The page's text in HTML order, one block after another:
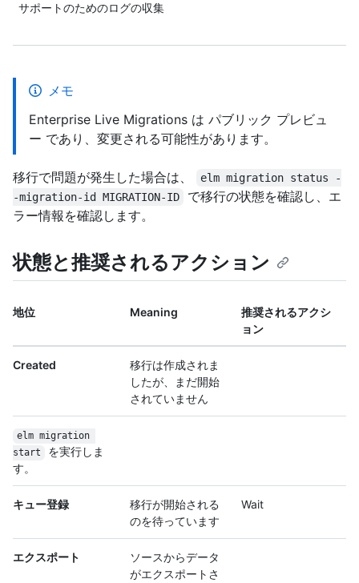
サポートのためのログの収集
メモ
Enterprise Live Migrations は パブリック プレビュ
ー であり、変更される可能性があります。
移行で問題が発生した場合は、
elm migration status -
-migration-id MIGRATION-ID
で移行の状態を確認し、エ
ラー情報を確認します。
状態と推奨されるアクション
地位 Meaning
推奨されるアクシ
ョン
Created
移行は作成されま
したが、まだ開始
されていません
elm migration
start
を実行しま
す。
キュー登録
移行が開始される
のを待っています
Wait
エクスポート
ソースからデータ
がエクスポートさ